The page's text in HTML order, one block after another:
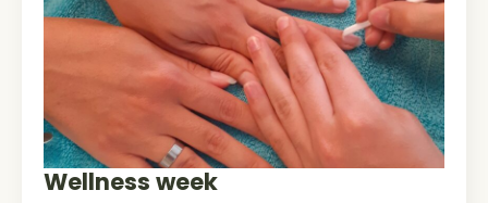
Wellness week